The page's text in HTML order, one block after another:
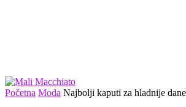
Početna Moda Najbolji kaputi za hladnije dane